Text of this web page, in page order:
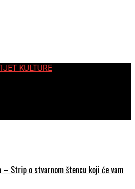
– Strip o stvarnom štencu koji će vam